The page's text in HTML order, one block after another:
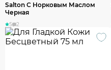
Salton С Норковым Маслом
Черная
5 2